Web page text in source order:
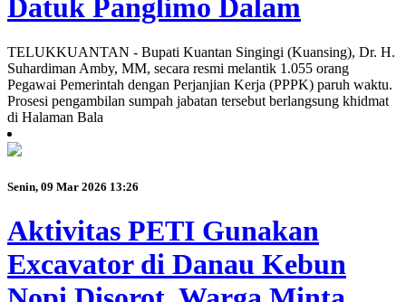
Datuk Panglimo Dalam
TELUKKUANTAN - Bupati Kuantan Singingi (Kuansing), Dr. H.
Suhardiman Amby, MM, secara resmi melantik 1.055 orang
Pegawai Pemerintah dengan Perjanjian Kerja (PPPK) paruh waktu.
Prosesi pengambilan sumpah jabatan tersebut berlangsung khidmat
di Halaman Bala
Senin, 09 Mar 2026 13:26
Aktivitas PETI Gunakan
Excavator di Danau Kebun